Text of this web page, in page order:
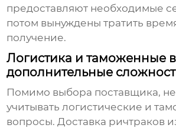
предоставляют необходимые
потом вынуждены тратить
получение.
Логистика и таможенные
дополнительные
Помимо выбора поставщика,
учитывать логистические и
вопросы. Доставка ричтраков